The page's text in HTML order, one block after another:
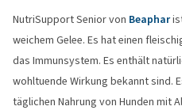
NutriSupport Senior von Beaphar
weichem Gelee. Es hat einen
das Immunsystem. Es enthält
wohltuende Wirkung bekannt sind.
täglichen Nahrung von Hunden mit